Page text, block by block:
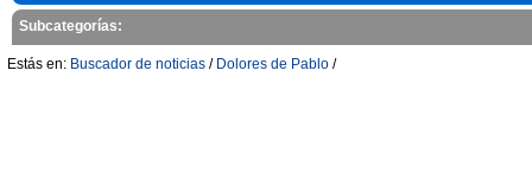
Subcategorías:
Estás en: Buscador de noticias / Dolores de Pablo /